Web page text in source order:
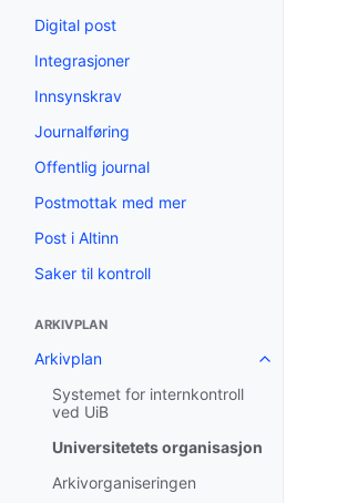
Digital post
Integrasjoner
Innsynskrav
Journalføring
Offentlig journal
Postmottak med mer
Post i Altinn
Saker til kontroll
ARKIVPLAN
Arkivplan
Systemet for internkontroll
ved UiB
Universitetets organisasjon
Arkivorganiseringen